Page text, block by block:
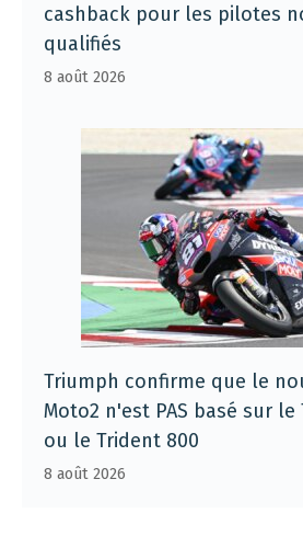
cashback pour les pilotes
qualifiés
8 août 2026
Triumph confirme que le
Moto2 n'est PAS basé sur le
ou le Trident 800
8 août 2026